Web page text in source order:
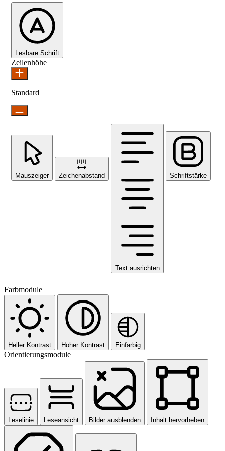
Lesbare Schrift
Zeilenhöhe
Standard
Mauszeiger Zeichenabstand
Text ausrichten
Schriftstärke
Farbmodule
Heller Kontrast Hoher Kontrast Einfarbig
Orientierungsmodule
Leselinie Leseansicht Bilder ausblenden Inhalt hervorheben